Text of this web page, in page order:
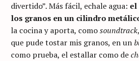
divertido”. Más fácil, echale agua: el
los granos en un cilindro
la cocina y aporta, comosoundtrack
que pude tostar mis granos, en un
como prueba, el estallar como de